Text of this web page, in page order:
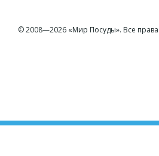
© 2008—2026 «Мир Посуды». Все